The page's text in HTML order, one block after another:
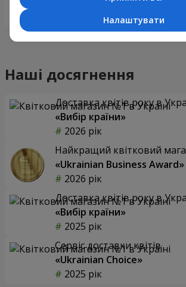
Наші досягнення
Доставка квітів року в
«Вибір країни»
2026 рік
Найкращий квітковий
«Ukrainian Business Award»
2026 рік
Доставка квітів року в
«Вибір країни»
2025 рік
Сервіс доставки квітів
«Ukrainian Choice»
2025 рік
Налаштувати